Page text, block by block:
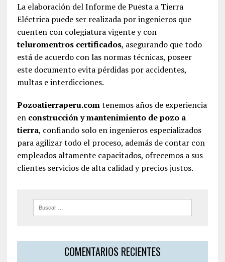
La elaboración del Informe de Puesta a Tierra
Eléctrica puede ser realizada por ingenieros que
cuenten con colegiatura vigente y con
teluromentros certificados, asegurando que todo
está de acuerdo con las normas técnicas, poseer
este documento evita pérdidas por accidentes,
multas e interdicciones.
Pozoatierraperu.comtenemos años de experiencia
en construcción y mantenimiento de pozo a
tierra, confiando solo en ingenieros especializados
para agilizar todo el proceso, además de contar con
empleados altamente capacitados, ofrecemos a sus
clientes servicios de alta calidad y precios justos.
COMENTARIOS RECIENTES